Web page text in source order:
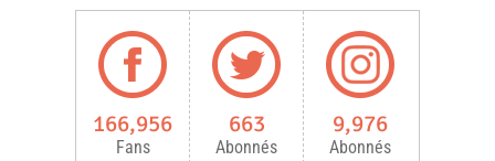
166,956
Fans
663
Abonnés
9,976
Abonnés